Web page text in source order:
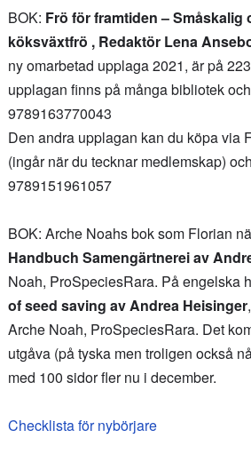
BOK: Frö för framtiden – Småskalig
köksväxtfrö , Redaktör Lena
ny omarbetad upplaga 2021, är på
upplagan finns på många bibliotek
9789163770043
Den andra upplagan kan du köpa via
(ingår när du tecknar medlemskap)
9789151961057
BOK: Arche Noahs bok som Florian
Handbuch Samengärtnerei av
Noah, ProSpeciesRara. På engelska
of seed saving av Andrea Heisinger
Arche Noah, ProSpeciesRara. Det
utgåva (på tyska men troligen också
med 100 sidor fler nu i december.
Checklista för nybörjare